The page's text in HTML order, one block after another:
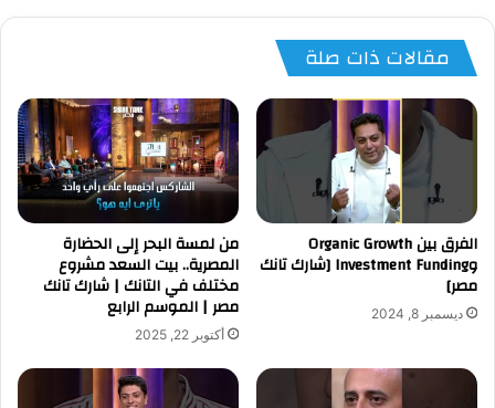
مقالات ذات صلة
الفرق بين Organic Growth
وInvestment Funding [شارك تانك
مصر]
ديسمبر 8, 2024
من لمسة البحر إلى الحضارة
المصرية.. بيت السعد مشروع
مختلف في التانك | شارك تانك
مصر | الموسم الرابع
أكتوبر 22, 2025